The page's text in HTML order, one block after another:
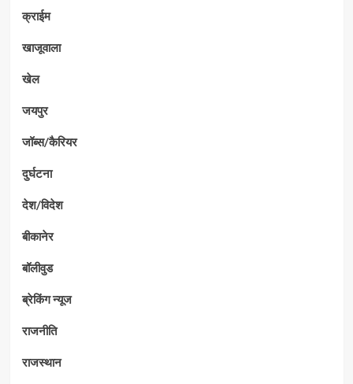
क्राईम
खाजूवाला
खेल
जयपुर
जॉब्स/कैरियर
दुर्घटना
देश/विदेश
बीकानेर
बॉलीवुड
ब्रेकिंग न्यूज
राजनीति
राजस्थान